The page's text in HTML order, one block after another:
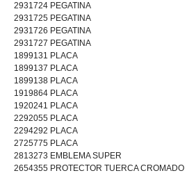
2931724 PEGATINA
2931725 PEGATINA
2931726 PEGATINA
2931727 PEGATINA
1899131 PLACA
1899137 PLACA
1899138 PLACA
1919864 PLACA
1920241 PLACA
2292055 PLACA
2294292 PLACA
2725775 PLACA
2813273 EMBLEMA SUPER
2654355 PROTECTOR TUERCA CROMADO